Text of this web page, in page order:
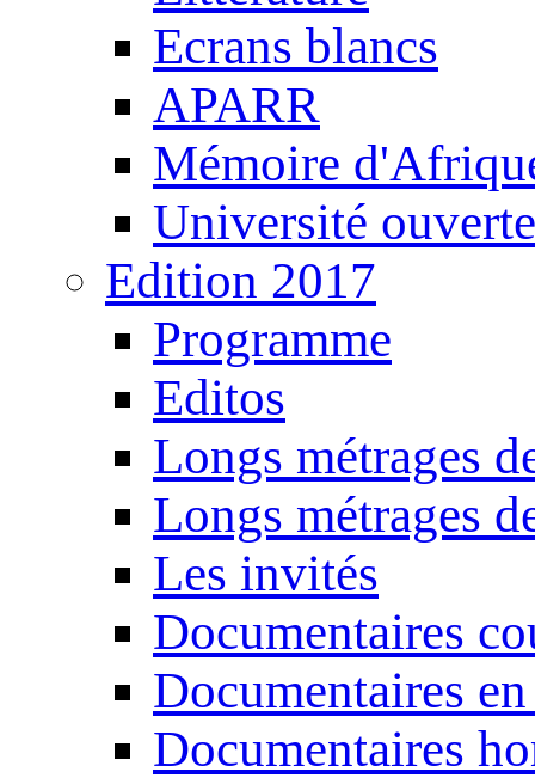
Ecrans blancs
APARR
Mémoire
Université ouverte
Edition 2017
Programme
Editos
Longs métrages
Longs métrages
Les invités
Documentaires
Documentaires
Documentaires